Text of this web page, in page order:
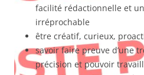
facilité rédactionnelle et
irréprochable
être créatif, curieux,
savoir faire preuve d’une
précision et pouvoir